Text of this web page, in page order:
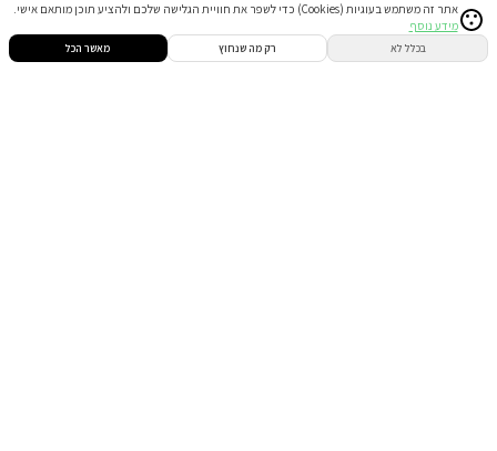
הזמנות הודעות התחבר
אתר זה משתמש בעוגיות (Cookies) כדי לשפר את חוויית הגלישה שלכם ולהציע תוכן מותאם אישי.
מידע נוסף
בכלל לא רק מה שנחוץ מאשר הכל